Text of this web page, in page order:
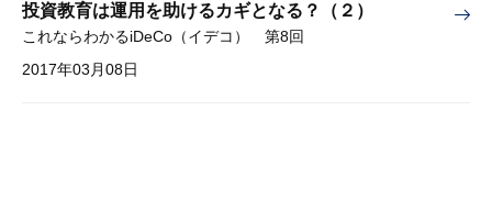
投資教育は運用を助けるカギとなる？（２）
これならわかるiDeCo（イデコ） 第8回
2017年03月08日